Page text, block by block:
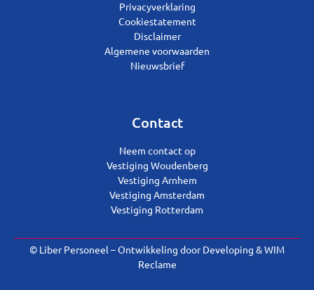
Privacyverklaring
Cookiestatement
Disclaimer
Algemene voorwaarden
Nieuwsbrief
Contact
Neem contact op
Vestiging Woudenberg
Vestiging Arnhem
Vestiging Amsterdam
Vestiging Rotterdam
© Liber Personeel – Ontwikkeling doorDeveloping &WIM
Reclame